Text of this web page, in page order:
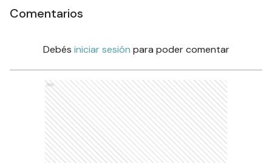
Comentarios
Debés iniciar sesión para poder comentar
Ads